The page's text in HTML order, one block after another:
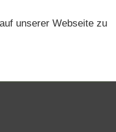
unserer Webseite zu